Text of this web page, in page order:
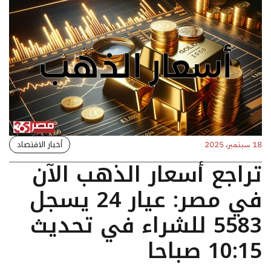
18 سبتمبر، 2025 أخبار الاقتصاد
تراجع أسعار الذهب الآن
في مصر: عيار 24 يسجل
5583 للشراء في تحديث
10:15 صباحا